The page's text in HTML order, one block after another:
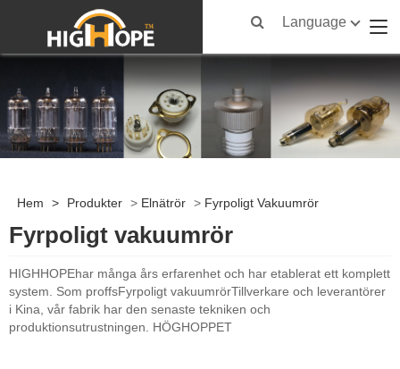
Language
Hem > Produkter > Elnätrör > Fyrpoligt Vakuumrör
Fyrpoligt vakuumrör
HIGHHOPEhar många års erfarenhet och har etablerat ett komplett
system. Som proffsFyrpoligt vakuumrörTillverkare och leverantörer
i Kina, vår fabrik har den senaste tekniken och
produktionsutrustningen. HÖGHOPPET